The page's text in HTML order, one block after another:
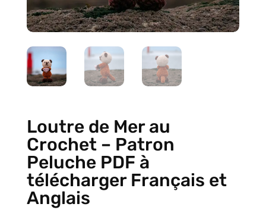
Loutre de Mer au
Crochet – Patron
Peluche PDF à
télécharger Français et
Anglais